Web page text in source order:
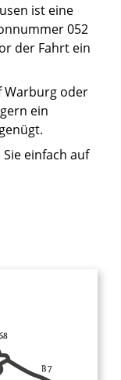
ist eine
052
der Fahrt ein
Warburg oder
ein
Sie einfach auf